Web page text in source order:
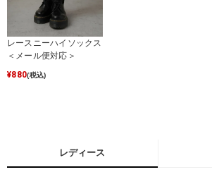
レースニーハイソックス
＜メール便対応＞
¥880(税込)
レディース